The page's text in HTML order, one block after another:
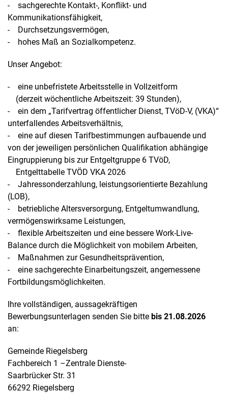
- sachgerechte Kontakt-, Konflikt- und
Kommunikationsfähigkeit,
- Durchsetzungsvermögen,
- hohes Maß an Sozialkompetenz.
Unser Angebot:
- eine unbefristete Arbeitsstelle in Vollzeitform
(derzeit wöchentliche Arbeitszeit: 39 Stunden),
- ein dem „Tarifvertrag öffentlicher Dienst, TVöD-V, (VKA)“
unterfallendes Arbeitsverhältnis,
- eine auf diesen Tarifbestimmungen aufbauende und
von der jeweiligen persönlichen Qualifikation abhängige
Eingruppierung bis zur Entgeltgruppe 6 TVöD,
Entgelttabelle TVÖD VKA 2026
- Jahressonderzahlung, leistungsorientierte Bezahlung
(LOB),
- betriebliche Altersversorgung, Entgeltumwandlung,
vermögenswirksame Leistungen,
- flexible Arbeitszeiten und eine bessere Work-Live-
Balance durch die Möglichkeit von mobilem Arbeiten,
- Maßnahmen zur Gesundheitsprävention,
- eine sachgerechte Einarbeitungszeit, angemessene
Fortbildungsmöglichkeiten.
Ihre vollständigen, aussagekräftigen
Bewerbungsunterlagen senden Sie bitte bis 21.08.2026
an:
Gemeinde Riegelsberg
Fachbereich 1 –Zentrale Dienste-
Saarbrücker Str. 31
66292 Riegelsberg